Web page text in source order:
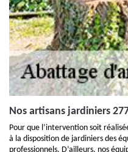
Nos artisans jardiniers
Pour que l’intervention soit
à la disposition de jardiniers des
professionnels. D’ailleurs, nos